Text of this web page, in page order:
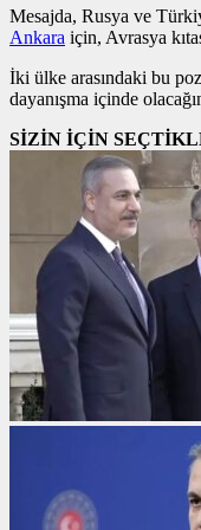
Mesajda, Rusya ve
Ankara için, Avrasya
İki ülke arasındaki bu
dayanışma içinde
SİZİN İÇİN